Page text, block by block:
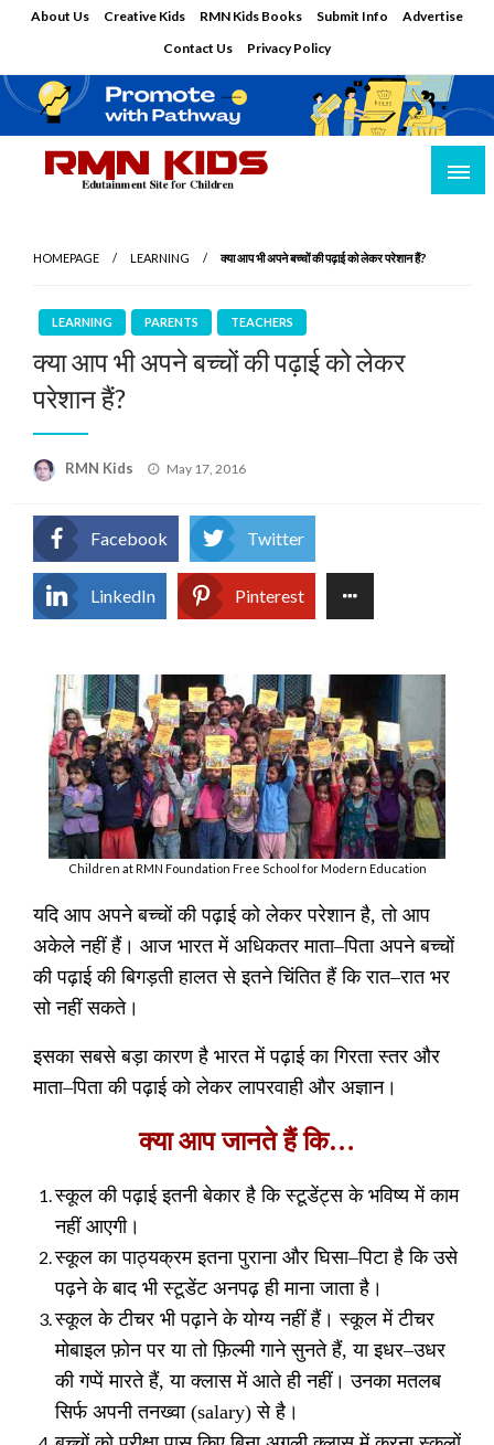
About Us Creative Kids RMN Kids Books Submit Info
Advertise
Contact Us
Privacy Policy
HOMEPAGE LEARNING क्या आप भी अपने बच्चों की पढ़ाई को लेकर परेशान हैं?
LEARNING PARENTS TEACHERS
क्या आप भी अपने बच्चों की पढ़ाई को लेकर
परेशान हैं?
RMN Kids
Posted
May 17, 2016
Facebook Twitter
LinkedIn Pinterest
Children at RMN Foundation Free School for Modern Education
यदि आप अपने बच्चों की पढ़ाई को लेकर परेशान है,तो आप
अकेले नहीं हैं। आज भारत में अधिकतर माता–पिता अपने बच्चों
की पढ़ाई की बिगड़ती हालत से इतने चिंतित हैं कि रात–रात भर
सो नहीं सकते।
इसका सबसे बड़ा कारण है भारत में पढ़ाई का गिरता स्तर और
माता–पिता की पढ़ाई को लेकर लापरवाही और अज्ञान।
क्या आप जानते हैं कि…
स्कूल की पढ़ाई इतनी बेकार है कि स्टूडेंट्स के भविष्य में काम
नहीं आएगी।
स्कूल का पाठ्यक्रम इतना पुराना और घिसा–पिटा है कि उसे
पढ़ने के बाद भी स्टूडेंट अनपढ़ ही माना जाता है।
स्कूल के टीचर भी पढ़ाने के योग्य नहीं हैं। स्कूल में टीचर
मोबाइल फ़ोन पर या तो फ़िल्मी गाने सुनते हैं,या इधर–उधर
की गप्पें मारते हैं,या क्लास में आते ही नहीं। उनका मतलब
सिर्फ अपनी तनख्वा (salary)से है।